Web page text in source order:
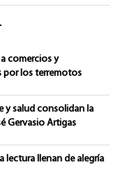
comercios y
por los terremotos
y salud consolidan la
Gervasio Artigas
lectura llenan de alegría